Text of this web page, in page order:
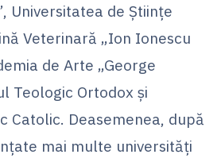
Universitatea de Ştiinţe
Veterinară „Ion Ionescu
de Arte „George
Teologic Ortodox şi
Catolic. Deasemenea, după
mai multe universităţi